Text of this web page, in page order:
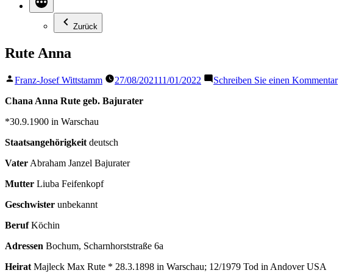
Zurück
Rute Anna
Veröffentlicht
Franz-Josef Wittstamm 27/08/202111/01/2022 Schreiben Sie einen Kommentarzu
Chana Anna Rute geb. Bajurater
*30.9.1900 in Warschau
Staatsangehörigkeit deutsch
Vater Abraham Janzel Bajurater
Mutter Liuba Feifenkopf
Geschwister unbekannt
BerufKöchin
Adressen Bochum, Scharnhorststraße 6a
Heirat Majleck Max Rute * 28.3.1898 in Warschau; 12/1979 Tod in Andover USA